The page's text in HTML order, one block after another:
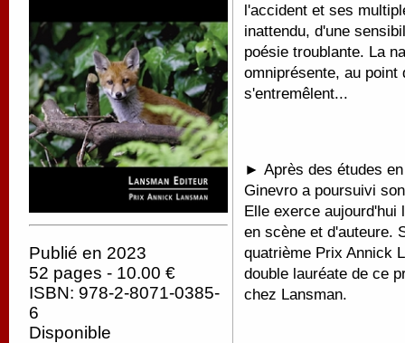
Publié en 2023
52 pages - 10.00 €
ISBN: 978-2-8071-0385-
6
Disponible
l'accident et ses
inattendu, d'une
poésie troublante. La
omniprésente, au
s'entremêlent...
► Après des études
Ginevro a poursuivi
Elle exerce aujourd'hui
en scène et d'auteure.
quatrième Prix Annick
double lauréate de ce
chez Lansman.